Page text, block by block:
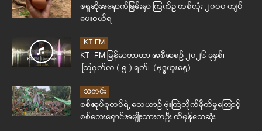
ဖရူဆိုအနောက်ခြမ်းမှာ ကြက်ဥ တစ်လုံး ၂၀၀၀ ကျပ်
ပေးဝယ်ရ
KT FM
KT-FM မြန်မာဘာသာ အစီအစဉ် ၂၀၂၆ ခုနှစ်၊
ဩဂုတ်လ ( ၅ ) ရက်၊ (ဗုဒ္ဓဟူးနေ့)
သတင်း
စစ်အုပ်စုတပ်ရဲ့ လေယာဉ် ဗုံးကြဲတိုက်ခိုက်မှုကြောင့်
စစ်ဘေးရှောင်အမျိုးသားတဦး ထိမှန်သေဆုံး